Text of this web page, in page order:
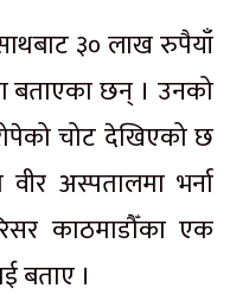
३० लाख रुपैयाँ
बताएका छन् । उनको
चोट देखिएको छ
अस्पतालमा भर्ना
काठमाडौँका एक
बताए ।